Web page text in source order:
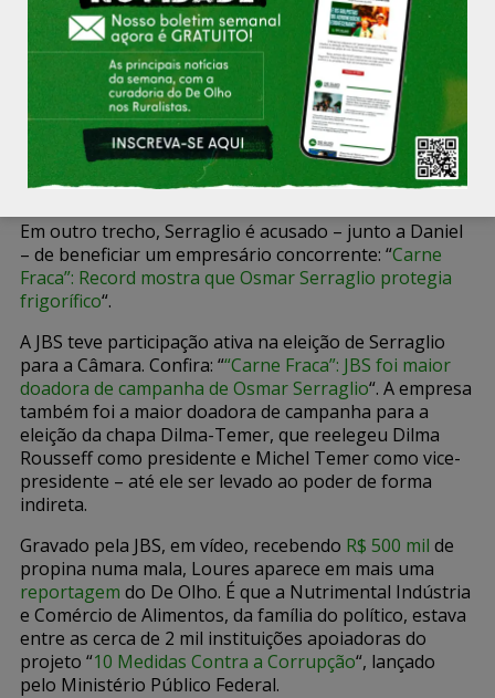
Num diálogo divulgado pela própria PF, Rocha Loures
– um empresário agropecuário – é descrito como
braço direitode Temer. Daniel (Gonçalves Filho) era
o superintendente do Ministério da Agricultura no
Paraná,indicado pela bancada paranaense do MDB .
Preso e indiciado, foi apontado pela polícia como “um
dos líderes da organização criminosa”. Serraglio o
chamava de “grande chefe”.
Em outro trecho, Serraglio é acusado – junto a Daniel
– de beneficiar um empresário concorrente: “Carne
Fraca”: Record mostra que Osmar Serraglio protegia
frigorífico“.
A JBS teve participação ativa na eleição de Serraglio
para a Câmara. Confira: ““Carne Fraca”: JBS foi maior
doadora de campanha de Osmar Serraglio“. A empresa
também foi a maior doadora de campanha para a
eleição da chapa Dilma-Temer, que reelegeu Dilma
Rousseff como presidente e Michel Temer como vice-
presidente – até ele ser levado ao poder de forma
indireta.
Gravado pela JBS, em vídeo, recebendo R$ 500 mil de
propina numa mala, Loures aparece em mais uma
reportagem do De Olho. É que a Nutrimental Indústria
e Comércio de Alimentos, da família do político, estava
entre as cerca de 2 mil instituições apoiadoras do
projeto “10 Medidas Contra a Corrupção“, lançado
pelo Ministério Público Federal.